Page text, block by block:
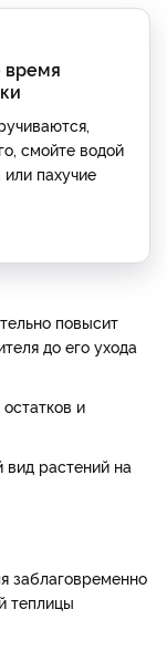
время
смойте водой
пахучие
повысит
до его ухода
и
растений на
заблаговременно
теплицы